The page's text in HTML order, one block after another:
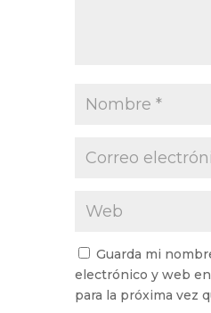
Guarda mi
electrónico y web
para la próxima vez